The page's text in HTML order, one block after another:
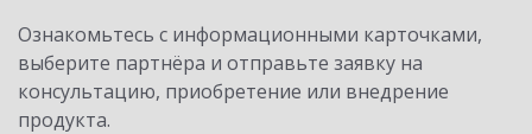
Ознакомьтесь с информационными карточками,
выберите партнёра и отправьте заявку на
консультацию, приобретение или внедрение
продукта.